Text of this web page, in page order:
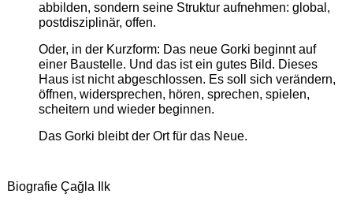
abbilden, sondern seine Struktur aufnehmen: global,
postdisziplinär, offen.
Oder, in der Kurzform: Das neue Gorki beginnt auf
einer Baustelle. Und das ist ein gutes Bild. Dieses
Haus ist nicht abgeschlossen. Es soll sich verändern,
öffnen, widersprechen, hören, sprechen, spielen,
scheitern und wieder beginnen.
Das Gorki bleibt der Ort für das Neue.
Biografie Çağla Ilk